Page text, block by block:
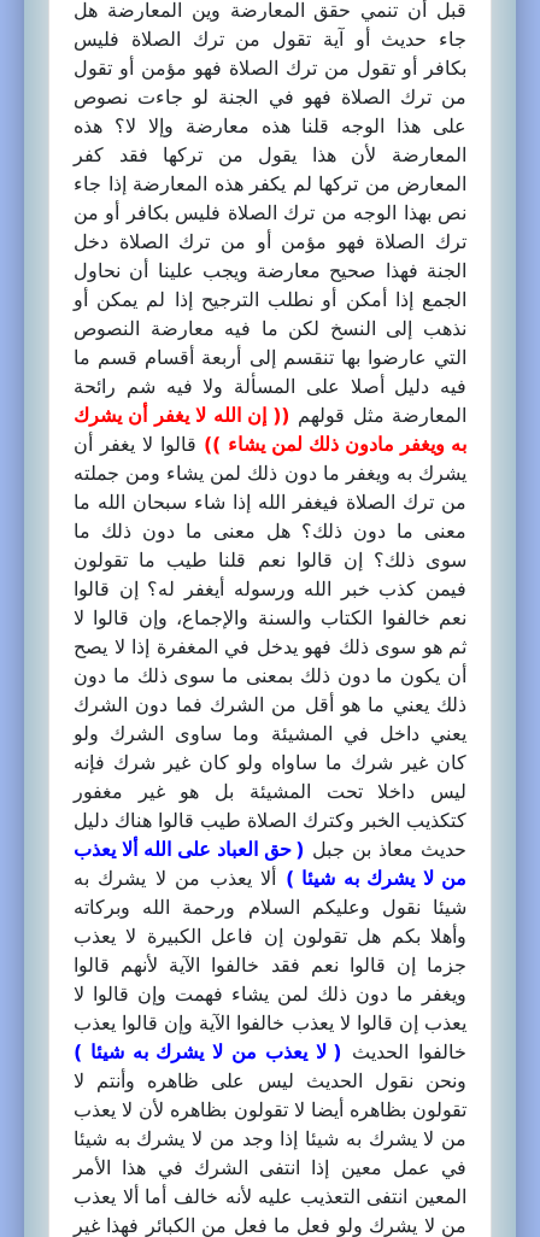
قبل أن تنمي حقق المعارضة وين المعارضة هل
جاء حديث أو آية تقول من ترك الصلاة فليس
بكافر أو تقول من ترك الصلاة فهو مؤمن أو تقول
من ترك الصلاة فهو في الجنة لو جاءت نصوص
على هذا الوجه قلنا هذه معارضة وإلا لا؟ هذه
المعارضة لأن هذا يقول من تركها فقد كفر
المعارض من تركها لم يكفر هذه المعارضة إذا جاء
نص بهذا الوجه من ترك الصلاة فليس بكافر أو من
ترك الصلاة فهو مؤمن أو من ترك الصلاة دخل
الجنة فهذا صحيح معارضة ويجب علينا أن نحاول
الجمع إذا أمكن أو نطلب الترجيح إذا لم يمكن أو
نذهب إلى النسخ لكن ما فيه معارضة النصوص
التي عارضوا بها تنقسم إلى أربعة أقسام قسم ما
فيه دليل أصلا على المسألة ولا فيه شم رائحة
المعارضة مثل قولهم (( إن الله لا يغفر أن يشرك
به ويغفر مادون ذلك لمن يشاء )) قالوا لا يغفر أن
يشرك به ويغفر ما دون ذلك لمن يشاء ومن جملته
من ترك الصلاة فيغفر الله إذا شاء سبحان الله ما
معنى ما دون ذلك؟ هل معنى ما دون ذلك ما
سوى ذلك؟ إن قالوا نعم قلنا طيب ما تقولون
فيمن كذب خبر الله ورسوله أيغفر له؟ إن قالوا
نعم خالفوا الكتاب والسنة والإجماع، وإن قالوا لا
ثم هو سوى ذلك فهو يدخل في المغفرة إذا لا يصح
أن يكون ما دون ذلك بمعنى ما سوى ذلك ما دون
ذلك يعني ما هو أقل من الشرك فما دون الشرك
يعني داخل في المشيئة وما ساوى الشرك ولو
كان غير شرك ما ساواه ولو كان غير شرك فإنه
ليس داخلا تحت المشيئة بل هو غير مغفور
كتكذيب الخبر وكترك الصلاة طيب قالوا هناك دليل
حديث معاذ بن جبل ( حق العباد على الله ألا يعذب
من لا يشرك به شيئا ) ألا يعذب من لا يشرك به
شيئا نقول وعليكم السلام ورحمة الله وبركاته
وأهلا بكم هل تقولون إن فاعل الكبيرة لا يعذب
جزما إن قالوا نعم فقد خالفوا الآية لأنهم قالوا
ويغفر ما دون ذلك لمن يشاء فهمت وإن قالوا لا
يعذب إن قالوا لا يعذب خالفوا الآية وإن قالوا يعذب
خالفوا الحديث ( لا يعذب من لا يشرك به شيئا )
ونحن نقول الحديث ليس على ظاهره وأنتم لا
تقولون بظاهره أيضا لا تقولون بظاهره لأن لا يعذب
من لا يشرك به شيئا إذا وجد من لا يشرك به شيئا
في عمل معين إذا انتفى الشرك في هذا الأمر
المعين انتفى التعذيب عليه لأنه خالف أما ألا يعذب
من لا يشرك ولو فعل ما فعل من الكبائر فهذا غير